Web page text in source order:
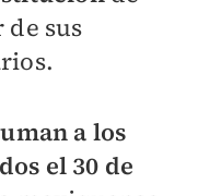
de sus
a los
el 30 de